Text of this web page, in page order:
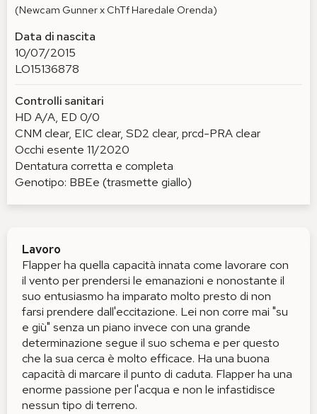
(Newcam Gunner x ChTf Haredale Orenda)
Data di nascita
10/07/2015
LO15136878
Controlli sanitari
HD A/A, ED 0/0
CNM clear, EIC clear, SD2 clear, prcd-PRA clear
Occhi esente 11/2020
Dentatura corretta e completa
Genotipo: BBEe (trasmette giallo)
Lavoro
Flapper ha quella capacità innata come lavorare con
il vento per prendersi le emanazioni e nonostante il
suo entusiasmo ha imparato molto presto di non
farsi prendere dall'eccitazione. Lei non corre mai "su
e giù" senza un piano invece con una grande
determinazione segue il suo schema e per questo
che la sua cerca è molto efficace. Ha una buona
capacità di marcare il punto di caduta. Flapper ha una
enorme passione per l'acqua e non le infastidisce
nessun tipo di terreno.